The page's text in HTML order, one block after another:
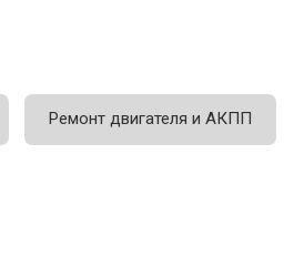
Ремонт двигателя и АКПП